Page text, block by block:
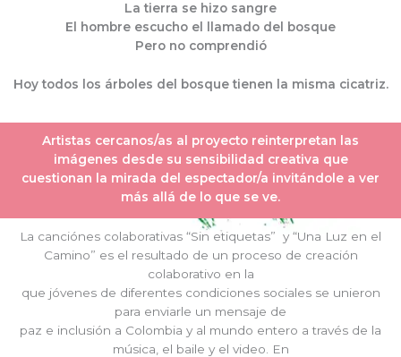
La tierra se hizo sangre
El hombre escucho el llamado del bosque
Pero no comprendió
Hoy todos los árboles del bosque tienen la misma cicatriz.
Artistas cercanos/as al proyecto reinterpretan las
imágenes desde su sensibilidad creativa que
cuestionan la mirada del espectador/a invitándole a ver
más allá de lo que se ve.
La canciónes colaborativas “Sin etiquetas” y “Una Luz en el
Camino” es el resultado de un proceso de creación
colaborativo en la
que jóvenes de diferentes condiciones sociales se unieron
para enviarle un mensaje de
paz e inclusión a Colombia y al mundo entero a través de la
música, el baile y el video. En